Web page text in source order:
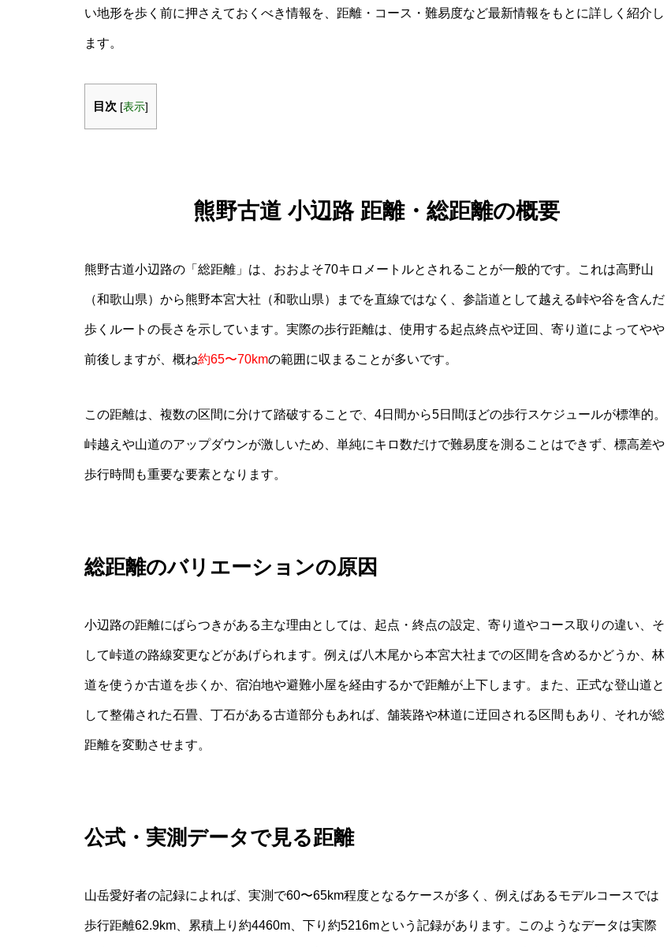
い地形を歩く前に押さえておくべき情報を、距離・コース・難易度など最新情報をもとに詳しく紹介し
ます。
目次 [表示]
熊野古道 小辺路 距離・総距離の概要
熊野古道小辺路の「総距離」は、おおよそ70キロメートルとされることが一般的です。これは高野山
（和歌山県）から熊野本宮大社（和歌山県）までを直線ではなく、参詣道として越える峠や谷を含んだ
歩くルートの長さを示しています。実際の歩行距離は、使用する起点終点や迂回、寄り道によってやや
前後しますが、概ね約65〜70kmの範囲に収まることが多いです。
この距離は、複数の区間に分けて踏破することで、4日間から5日間ほどの歩行スケジュールが標準的。
峠越えや山道のアップダウンが激しいため、単純にキロ数だけで難易度を測ることはできず、標高差や
歩行時間も重要な要素となります。
総距離のバリエーションの原因
小辺路の距離にばらつきがある主な理由としては、起点・終点の設定、寄り道やコース取りの違い、そ
して峠道の路線変更などがあげられます。例えば八木尾から本宮大社までの区間を含めるかどうか、林
道を使うか古道を歩くか、宿泊地や避難小屋を経由するかで距離が上下します。また、正式な登山道と
して整備された石畳、丁石がある古道部分もあれば、舗装路や林道に迂回される区間もあり、それが総
距離を変動させます。
公式・実測データで見る距離
山岳愛好者の記録によれば、実測で60〜65km程度となるケースが多く、例えばあるモデルコースでは
歩行距離62.9km、累積上り約4460m、下り約5216mという記録があります。このようなデータは実際